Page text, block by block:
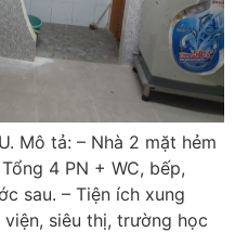
Mô tả: – Nhà 2 mặt hẻm
4 PN + WC, bếp,
sau. – Tiện ích xung
siêu thị, trường học